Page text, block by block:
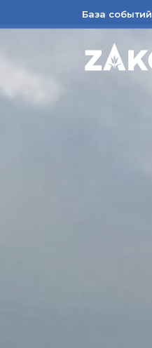
База событий